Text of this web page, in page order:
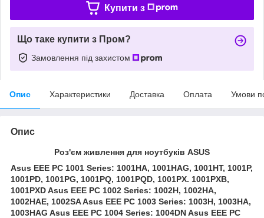
Купити з
Що таке купити з Пром?
Замовлення під захистом
Опис Характеристики Доставка Оплата Умови
Опис
Роз'єм живлення для ноутбуків ASUS
Asus EEE PC 1001 Series: 1001HA, 1001HAG, 1001HT, 1001P,
1001PD, 1001PG, 1001PQ, 1001PQD, 1001PX. 1001PXB,
1001PXD Asus EEE PC 1002 Series: 1002H, 1002HA,
1002HAE, 1002SA Asus EEE PC 1003 Series: 1003H, 1003HA,
1003HAG Asus EEE PC 1004 Series: 1004DN Asus EEE PC